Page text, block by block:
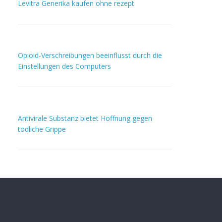
Levitra Generika kaufen ohne rezept
Opioid-Verschreibungen beeinflusst durch die
Einstellungen des Computers
Antivirale Substanz bietet Hoffnung gegen
tödliche Grippe